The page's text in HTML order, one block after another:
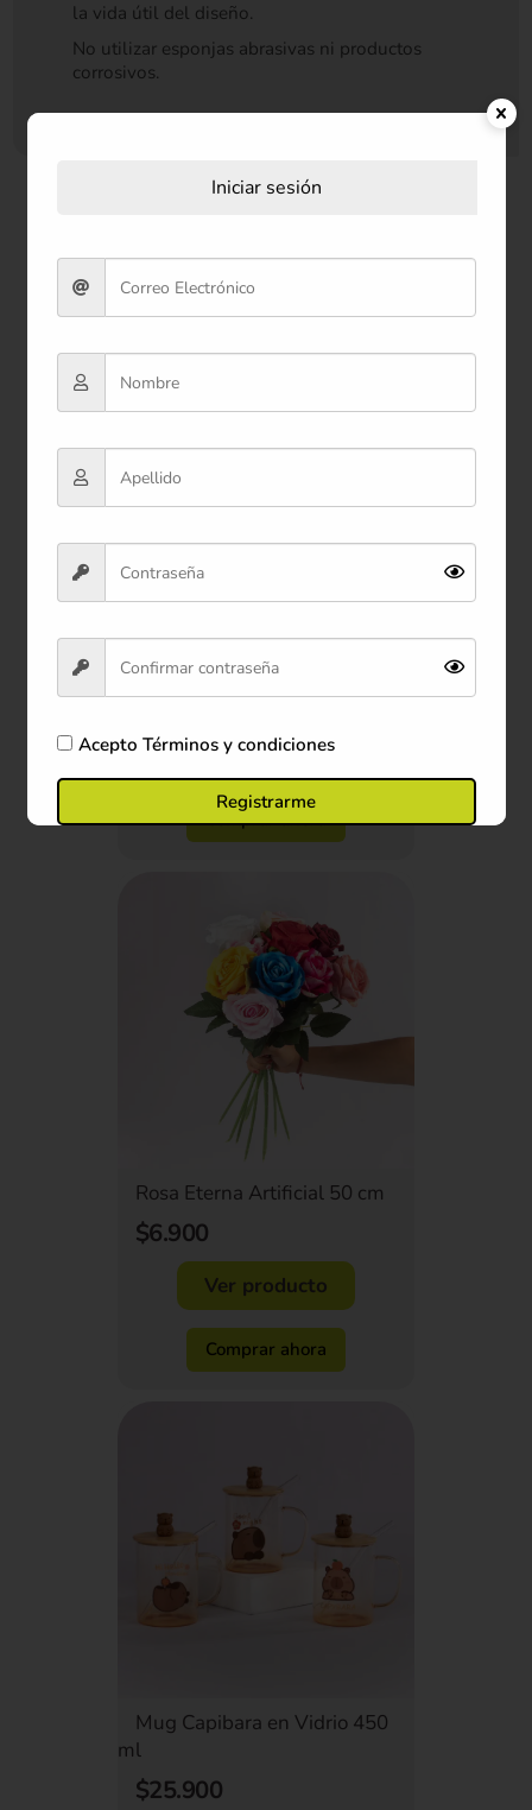
la vida útil del diseño.
No utilizar esponjas abrasivas ni productos
corrosivos.
Productos relacionados
-23%
Mug Te Amo 210 ml
$22.900
Ver producto
Comprar ahora
Rosa Eterna Artificial 50 cm
$6.900
Ver producto
Comprar ahora
Mug Capibara en Vidrio 450
ml
$25.900
Iniciar sesión
AceptoTérminos y condiciones
Registrarme